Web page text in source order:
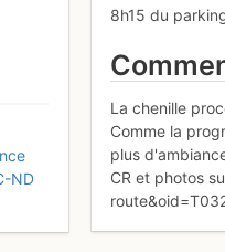
ND
8h15 du
La chenille
Comme la
plus
CR et photos